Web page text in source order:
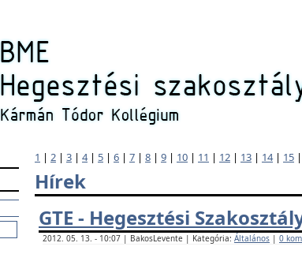
1 | 2 | 3 | 4| 5 | 6 | 7 | 8 | 9 | 10 | 11 | 12 | 13 | 14| 15 |
Hírek
GTE - Hegesztési
2012. 05. 13. - 10:07 | BakosLevente | Kategória: Általános | 0